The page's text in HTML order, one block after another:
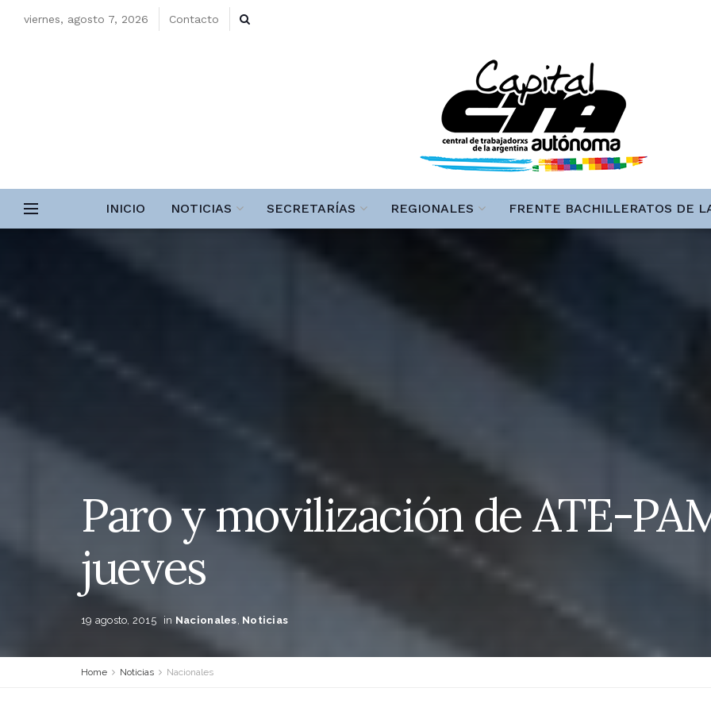
viernes, agosto 7, 2026 Contacto
INICIO NOTICIAS SECRETARÍAS REGIONALES FRENTE BACHILLERATOS DE
Paro y movilización de ATE-
jueves
19 agosto, 2015 in Nacionales, Noticias
Home Noticias Nacionales